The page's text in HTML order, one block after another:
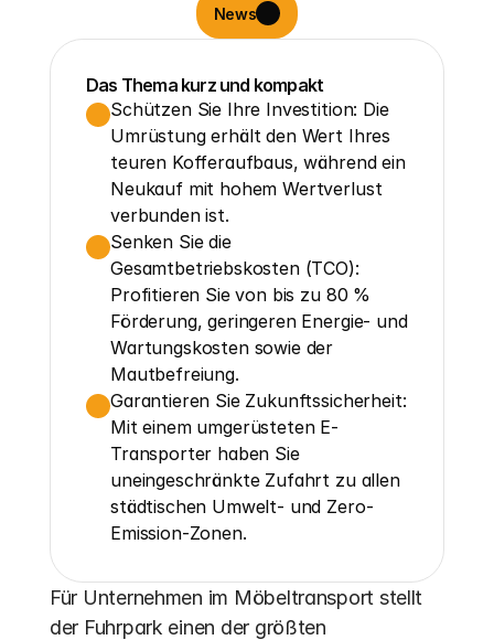
News
Das Thema kurz und kompakt
Schützen Sie Ihre Investition: Die
Umrüstung erhält den Wert Ihres
teuren Kofferaufbaus, während ein
Neukauf mit hohem Wertverlust
verbunden ist.
Senken Sie die
Gesamtbetriebskosten (TCO):
Profitieren Sie von bis zu 80 %
Förderung, geringeren Energie- und
Wartungskosten sowie der
Mautbefreiung.
Garantieren Sie Zukunftssicherheit:
Mit einem umgerüsteten E-
Transporter haben Sie
uneingeschränkte Zufahrt zu allen
städtischen Umwelt- und Zero-
Emission-Zonen.
Für Unternehmen im Möbeltransport stellt
der Fuhrpark einen der größten